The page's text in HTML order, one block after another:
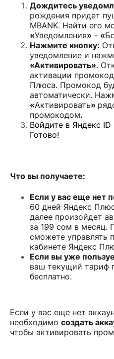
Дождитесь
рождения придет
MBANK. Найти его
«Уведомления» - «
Нажмите кнопку:
уведомление и
«Активировать».
активации
Плюса. Промокод
автоматически.
«Активировать»
промокодом.
Войдите в Яндекс ID
Готово!
Что вы получаете:
Если у вас еще нет
60 дней Яндекс
далее произойдет
за 199 сом в месяц.
сможете управлять
кабинете Яндекс
Если вы уже
ваш текущий тариф
бесплатно.
Если у вас еще нет
необходимо создать
чтобы активировать